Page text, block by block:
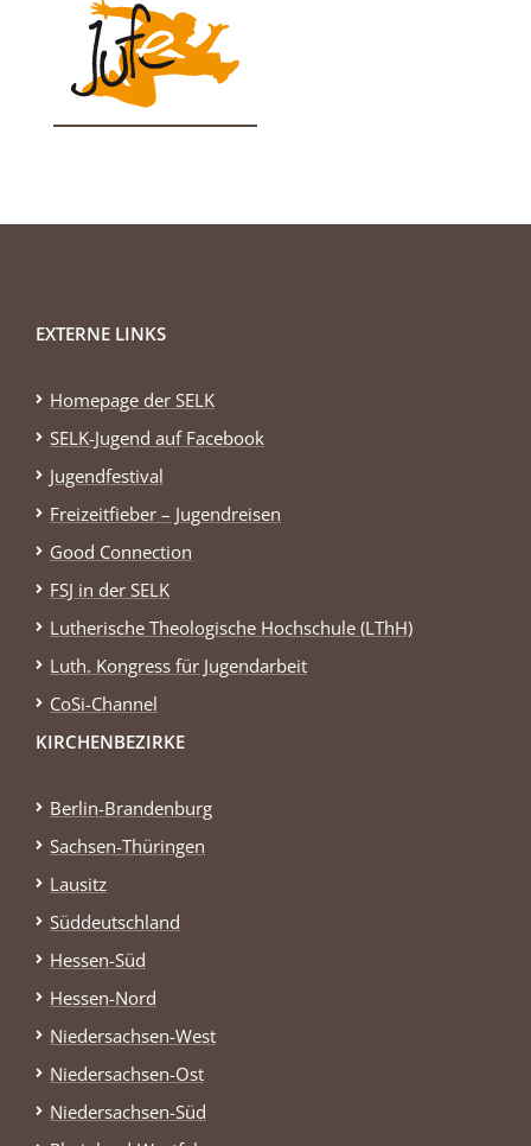
EXTERNE LINKS
Homepage der SELK
SELK-Jugend auf Facebook
Jugendfestival
Freizeitfieber – Jugendreisen
Good Connection
FSJ in der SELK
Lutherische Theologische Hochschule (LThH)
Luth. Kongress für Jugendarbeit
CoSi-Channel
KIRCHENBEZIRKE
Berlin-Brandenburg
Sachsen-Thüringen
Lausitz
Süddeutschland
Hessen-Süd
Hessen-Nord
Niedersachsen-West
Niedersachsen-Ost
Niedersachsen-Süd